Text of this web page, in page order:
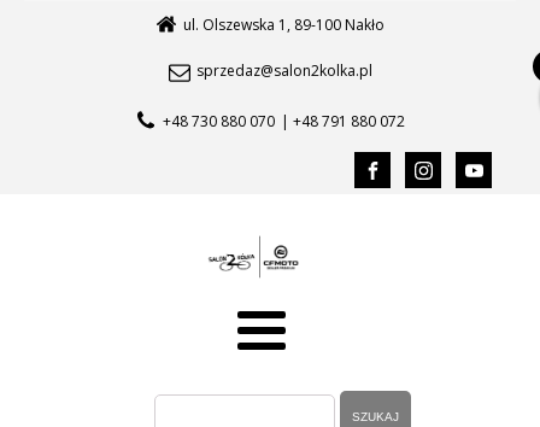
ul. Olszewska 1, 89-100 Nakło
sprzedaz@salon2kolka.pl
+48 730 880 070 | +48 791 880 072